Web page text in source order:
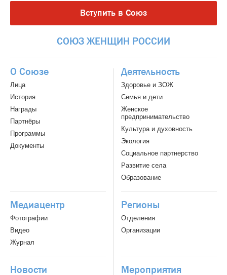
Вступить в Союз
СОЮЗ ЖЕНЩИН РОССИИ
О Союзе
Лица
История
Награды
Партнёры
Программы
Документы
Деятельность
Здоровье и ЗОЖ
Семья и дети
Женское
предпринимательство
Культура и духовность
Экология
Социальное партнерство
Развитие села
Образование
Медиацентр
Фотографии
Видео
Журнал
Регионы
Отделения
Организации
Новости Мероприятия